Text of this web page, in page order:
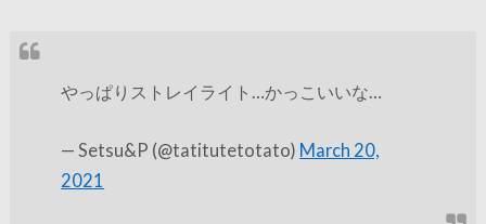
やっぱりストレイライト…かっこいいな…
— Setsu&P (@tatitutetotato) March 20,
2021